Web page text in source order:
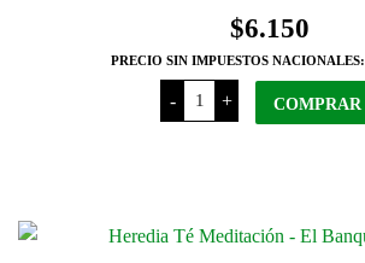
$6.150
PRECIO SIN IMPUESTOS NACIONALES:
-
Delhi
Tea
Green
+ COMPRAR